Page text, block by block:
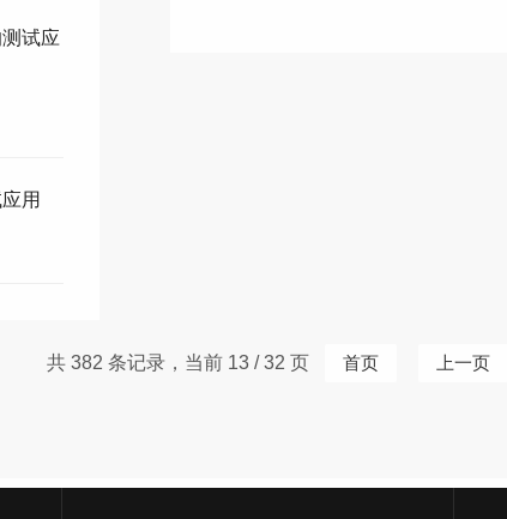
试应
用
共 382 条记录，当前 13 / 32 页 首页 上一页